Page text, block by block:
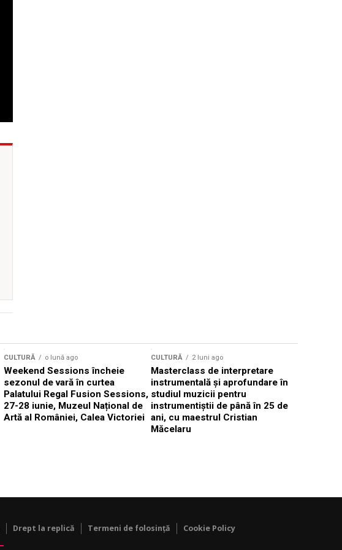
CULTURĂ o lună ago
Weekend Sessions încheie
sezonul de vară în curtea
Palatului Regal Fusion Sessions,
27-28 iunie, Muzeul Național de
Artă al României, Calea Victoriei
CULTURĂ 2 luni ago
Masterclass de interpretare
instrumentală și aprofundare în
studiul muzicii pentru
instrumentiștii de până în 25 de
ani, cu maestrul Cristian
Măcelaru
Drept la replică Termeni de folosință Cookie Policy